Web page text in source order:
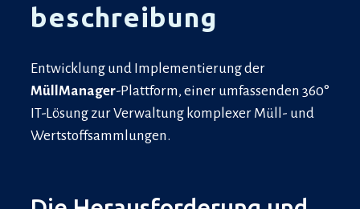
beschreibung
Entwicklung und Implementierung der
MüllManager-Plattform, einer umfassenden 360°
IT-Lösung zur Verwaltung komplexer Müll- und
Wertstoffsammlungen.